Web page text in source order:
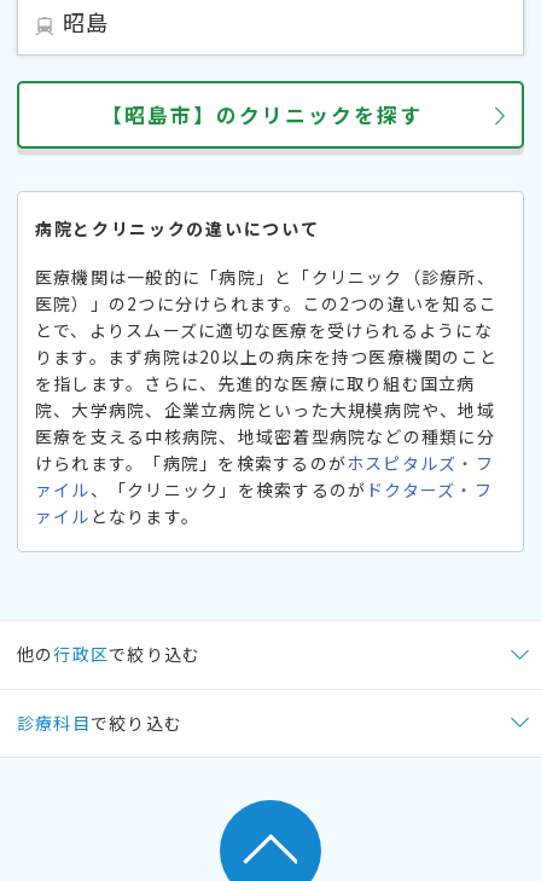
昭島
【昭島市】のクリニックを探す
病院とクリニックの違いについて
医療機関は一般的に「病院」と「クリニック（診療所、
医院）」の2つに分けられます。この2つの違いを知るこ
とで、よりスムーズに適切な医療を受けられるようにな
ります。まず病院は20以上の病床を持つ医療機関のこと
を指します。さらに、先進的な医療に取り組む国立病
院、大学病院、企業立病院といった大規模病院や、地域
医療を支える中核病院、地域密着型病院などの種類に分
けられます。「病院」を検索するのがホスピタルズ・フ
ァイル、「クリニック」を検索するのが ドクターズ・フ
ァイル となります。
他の行政区で絞り込む
診療科目で絞り込む